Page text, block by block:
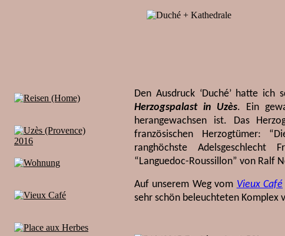
Den Ausdruck ‘Duché’ hatte
Herzogspalast in Uzès. Ein
herangewachsen ist. Das
französischen Herzogtümer:
ranghöchste Adelsgeschlecht
“Languedoc-Roussillon” von Ralf
Auf unserem Weg vom Vieux Café
sehr schön beleuchteten Komplex